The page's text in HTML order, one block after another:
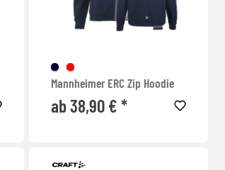
Mannheimer ERC Zip Hoodie
ab 38,90 € *